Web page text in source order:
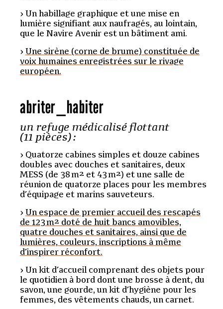
Un habillage graphique et une mise en
lumière signifiant aux naufragés, au lointain,
que le Navire Avenir est un bâtiment ami.
Une sirène (corne de brume) constituée de
voix humaines enregistrées sur le rivage
européen.
abriter _habiter
un refuge médicalisé flottant
(11 pièces) :
Quatorze cabines simples et douze cabines
doubles avec douches et sanitaires, deux
MESS (de 38 m² et 43 m²) et une salle de
réunion de quatorze places pour les membres
d’équipage et marins sauveteurs.
Un espace de premier accueil des rescapés
de 123 m² doté de huit bancs amovibles,
quatre douches et sanitaires, ainsi que de
lumières, couleurs, inscriptions à même
d’inspirer réconfort.
Un kit d’accueil comprenant des objets pour
le quotidien à bord dont une brosse à dent, du
savon, une gourde, un kit d’hygiène pour les
femmes, des vêtements chauds, un carnet.